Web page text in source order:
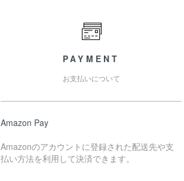
PAYMENT
お支払いについて
Amazon Pay
Amazonのアカウントに登録された配送先や支
払い方法を利用して決済できます。